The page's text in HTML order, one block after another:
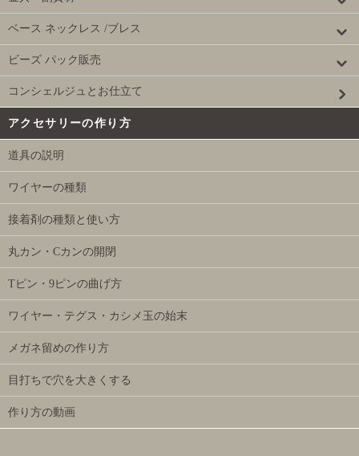
ベース ネックレス /ブレス
ビーズ パック販売
コンシェルジュとお仕立て
アクセサリーの作り方
道具の説明
ワイヤーの種類
接着剤の種類と使い方
丸カン・Cカンの開閉
Tピン・9ピンの曲げ方
ワイヤー・テグス・カシメ玉の始末
メガネ留めの作り方
目打ちで穴を大きくする
作り方の動画